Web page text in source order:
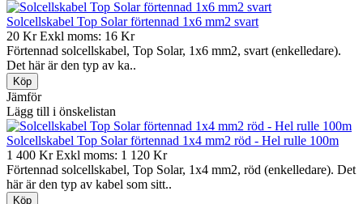
Solcellskabel Top Solar förtennad 1x6 mm2 svart
20 KrExkl moms: 16 Kr
Förtennad solcellskabel, Top Solar, 1x6 mm2, svart (enkelledare).
Det här är den typ av ka..
Jämför
Lägg till i önskelistan
Solcellskabel Top Solar förtennad 1x4 mm2 röd - Hel rulle 100m
1 400 KrExkl moms: 1 120 Kr
Förtennad solcellskabel, Top Solar, 1x4 mm2, röd (enkelledare). Det
här är den typ av kabel som sitt..